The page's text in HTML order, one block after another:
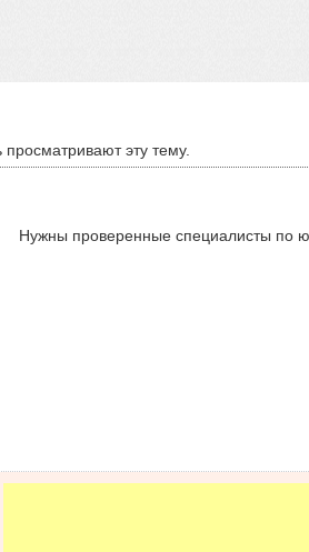
эту тему.
Нужны проверенные специалисты по